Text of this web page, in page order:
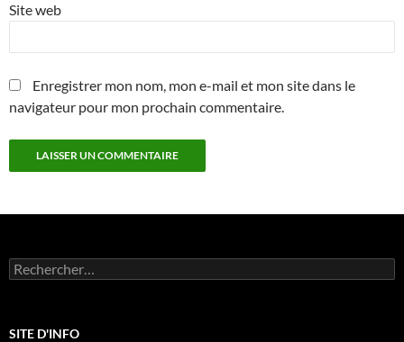
Site web
Enregistrer mon nom, mon e-mail et mon site dans le
navigateur pour mon prochain commentaire.
Rechercher :
SITE D'INFO